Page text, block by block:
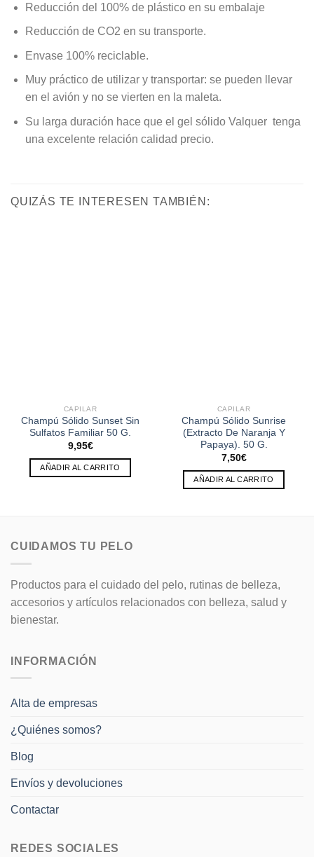
Reducción del 100% de plástico en su embalaje
Reducción de CO2 en su transporte.
Envase 100% reciclable.
Muy práctico de utilizar y transportar: se pueden llevar
en el avión y no se vierten en la maleta.
Su larga duración hace que el gel sólido Valquer tenga
una excelente relación calidad precio.
QUIZÁS TE INTERESEN TAMBIÉN:
CAPILAR
Champú Sólido Sunset Sin
Sulfatos Familiar 50 G.
9,95€
AÑADIR AL CARRITO
CAPILAR
Champú Sólido Sunrise
(Extracto De Naranja Y
Papaya). 50 G.
7,50€
AÑADIR AL CARRITO
CUIDAMOS TU PELO
Productos para el cuidado del pelo, rutinas de belleza,
accesorios y artículos relacionados con belleza, salud y
bienestar.
INFORMACIÓN
Alta de empresas
¿Quiénes somos?
Blog
Envíos y devoluciones
Contactar
REDES SOCIALES